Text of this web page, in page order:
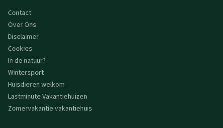
Contact
Over Ons
Disclaimer
Cookies
In de natuur?
Wintersport
Huisdieren welkom
Lastminute Vakantiehuizen
Zomervakantie vakantiehuis